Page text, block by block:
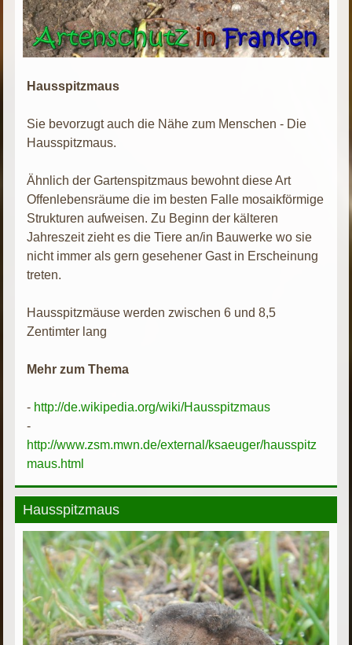
Hausspitzmaus
Sie bevorzugt auch die Nähe zum Menschen - Die
Hausspitzmaus.
Ähnlich der Gartenspitzmaus bewohnt diese Art
Offenlebensräume die im besten Falle mosaikförmige
Strukturen aufweisen. Zu Beginn der kälteren
Jahreszeit zieht es die Tiere an/in Bauwerke wo sie
nicht immer als gern gesehener Gast in Erscheinung
treten.
Hausspitzmäuse werden zwischen 6 und 8,5
Zentimter lang
Mehr zum Thema
- http://de.wikipedia.org/wiki/Hausspitzmaus
-
http://www.zsm.mwn.de/external/ksaeuger/hausspitz
maus.html
Hausspitzmaus